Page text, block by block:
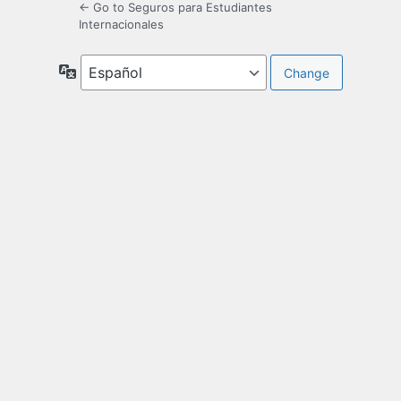
← Go to Seguros para Estudiantes
Internacionales
Language